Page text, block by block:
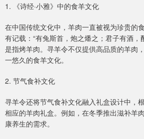
1. 《诗经·小雅》中的食羊文化
在中国传统文化中，羊肉一直被视为珍贵的
有记载：“有兔斯首，炮之燔之；君子有酒，
是指烤羊肉。寻羊令不仅提供高品质的羊肉
一悠久的食羊文化。
2. 节气食补文化
寻羊令还将节气食补文化融入礼盒设计中，
相应的羊肉礼盒。例如，在冬季推出滋补羊
康养生的需求。